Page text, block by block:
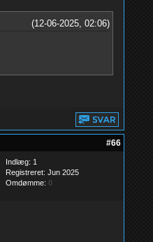
(12-06-2025, 02:06)
#66
Indlæg: 1
Registreret: Jun 2025
Omdømme: 0